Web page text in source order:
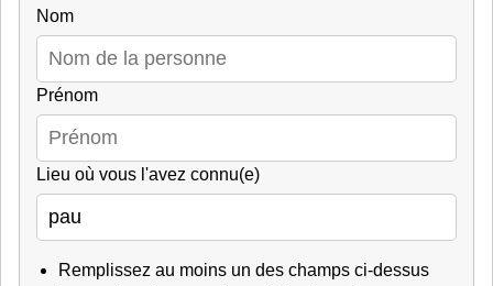
Nom
Prénom
Lieu où vous l'avez connu(e)
Remplissez au moins un des champs ci-dessus